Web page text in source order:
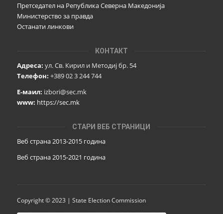
Претседател на Република Северна Македонија
Министерство за правда
Останати линкови
КОНТАКТ
Адреса: ул. Св. Кирил и Методиј бр. 54
Телефон: +389 02 3 244 744
Е-маил: izbori@sec.mk
www: https://sec.mk
СТАРИ ВЕБ СТРАНИЦИ
Веб страна 2013-2015 година
Веб страна 2015-2021 година
Copyright © 2023 | State Election Commission